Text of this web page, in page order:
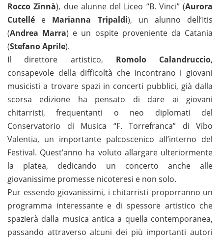
RoccoZinnà), due alunne del Liceo “B. Vinci” (Aurora
Cutellé e Marianna Tripaldi), un alunno dell’Itis
(Andrea Marra) e un ospite proveniente da Catania
(Stefano Aprile).
Il direttore artistico, Romolo Calandruccio,
consapevole della difficoltà che incontrano i giovani
musicisti a trovare spazi in concerti pubblici, già dalla
scorsa edizione ha pensato di dare ai giovani
chitarristi, frequentanti o neo diplomati del
Conservatorio di Musica “F. Torrefranca” di Vibo
Valentia, un importante palcoscenico all’interno del
Festival. Quest’anno ha voluto allargare ulteriormente
la platea, dedicando un concerto anche alle
giovanissime promesse nicoteresi e non solo.
Pur essendo giovanissimi, i chitarristi proporranno un
programma interessante e di spessore artistico che
spazierà dalla musica antica a quella contemporanea,
passando attraverso alcuni dei più importanti autori